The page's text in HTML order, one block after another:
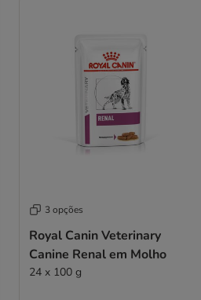
3 opções
Royal Canin Veterinary
Canine Renal em Molho
24 x 100 g